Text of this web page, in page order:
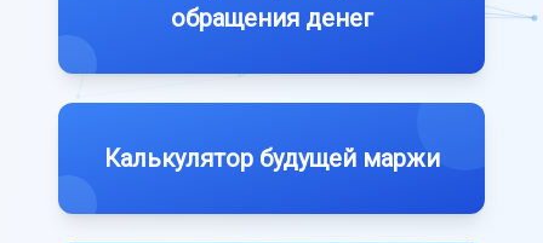
обращения денег
Калькулятор будущей маржи